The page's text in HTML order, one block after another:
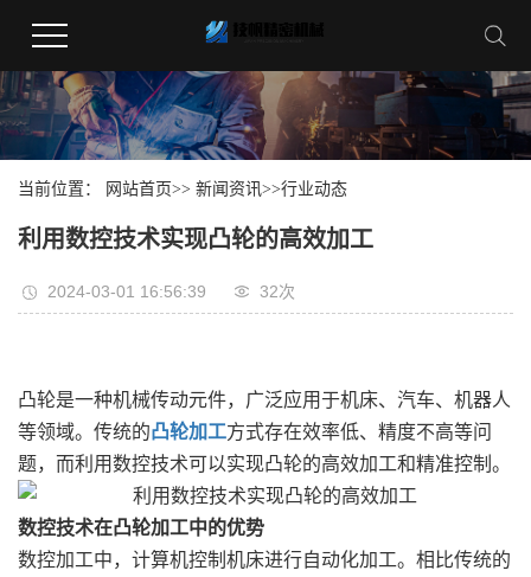
当前位置： 网站首页>> 新闻资讯>>行业动态
利用数控技术实现凸轮的高效加工
2024-03-01 16:56:39 32次
凸轮是一种机械传动元件，广泛应用于机床、汽车、机器人
等领域。传统的凸轮加工方式存在效率低、精度不高等问
题，而利用数控技术可以实现凸轮的高效加工和精准控制。
数控技术在凸轮加工中的优势
数控加工中，计算机控制机床进行自动化加工。相比传统的